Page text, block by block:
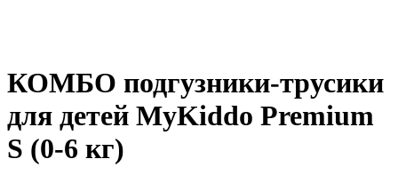
КОМБО подгузники-трусики
для детей MyKiddo Premium
S (0-6 кг)